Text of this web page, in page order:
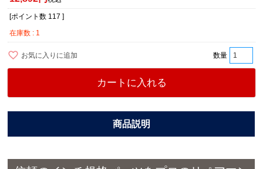
[ポイント数 117 ]
在庫数
1
お気に入りに追加
カートに入れる